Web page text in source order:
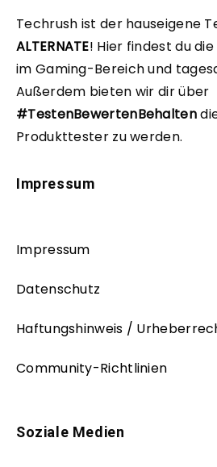
Techrush ist der hauseigene
ALTERNATE! Hier findest du
im Gaming-Bereich und
Außerdem bieten wir dir über
#TestenBewertenBehalten
Produkttester zu werden.
Impressum
Impressum
Datenschutz
Haftungshinweis /
Community-Richtlinien
Soziale Medien